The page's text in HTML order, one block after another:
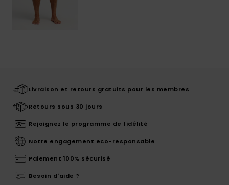
Livraison et retours gratuits pour les membres
Retours sous 30 jours
Rejoignez le programme de fidélité
Notre engagement eco-responsable
Paiement 100% sécurisé
Besoin d'aide ?